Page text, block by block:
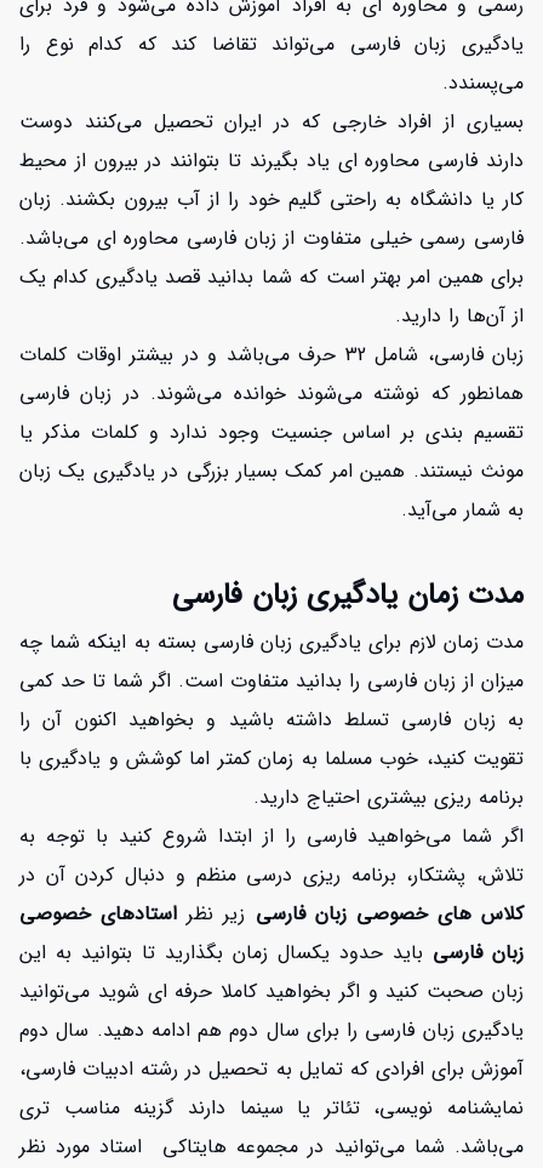
یادگیری زبان فارسی می‌تواند تقاضا کند که کدام نوع را
می‌پسندد.
بسیاری از افراد خارجی که در ایران تحصیل می‌کنند دوست
دارند فارسی محاوره ای یاد بگیرند تا بتوانند در بیرون از محیط
کار یا دانشگاه به راحتی گلیم خود را از آب بیرون بکشند. زبان
فارسی رسمی خیلی متفاوت از زبان فارسی محاوره ای می‌باشد.
برای همین امر بهتر است که شما بدانید قصد یادگیری کدام یک
از آن‌ها را دارید.
زبان فارسی، شامل 32 حرف می‌باشد و در بیشتر اوقات کلمات
همانطور که نوشته می‌شوند خوانده می‌شوند. در زبان فارسی
تقسیم بندی بر اساس جنسیت وجود ندارد و کلمات مذکر یا
مونث نیستند. همین امر کمک بسیار بزرگی در یادگیری یک زبان
به شمار می‌آید.
مدت زمان یادگیری زبان فارسی
مدت زمان لازم برای یادگیری زبان فارسی بسته به اینکه شما چه
میزان از زبان فارسی را بدانید متفاوت است. اگر شما تا حد کمی
به زبان فارسی تسلط داشته باشید و بخواهید اکنون آن را
تقویت کنید، خوب مسلما به زمان کمتر اما کوشش و یادگیری با
برنامه ریزی بیشتری احتیاج دارید.
اگر شما می‌خواهید فارسی را از ابتدا شروع کنید با توجه به
تلاش، پشتکار، برنامه ریزی درسی منظم و دنبال کردن آن در
کلاس های خصوصی زبان فارسی زیر نظر استادهای خصوصی
زبان فارسی باید حدود یکسال زمان بگذارید تا بتوانید به این
زبان صحبت کنید و اگر بخواهید کاملا حرفه ای شوید می‌توانید
یادگیری زبان فارسی را برای سال دوم هم ادامه دهید. سال دوم
آموزش برای افرادی که تمایل به تحصیل در رشته ادبیات فارسی،
نمایشنامه نویسی، تئاتر یا سینما دارند گزینه مناسب تری
می‌باشد. شما می‌توانید در مجموعه هایتاکی استاد مورد نظر
افزایش اعتبار